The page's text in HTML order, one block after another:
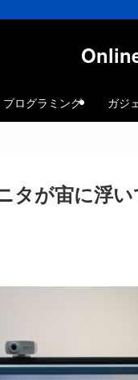
プログラミング ガジ
タが宙に浮